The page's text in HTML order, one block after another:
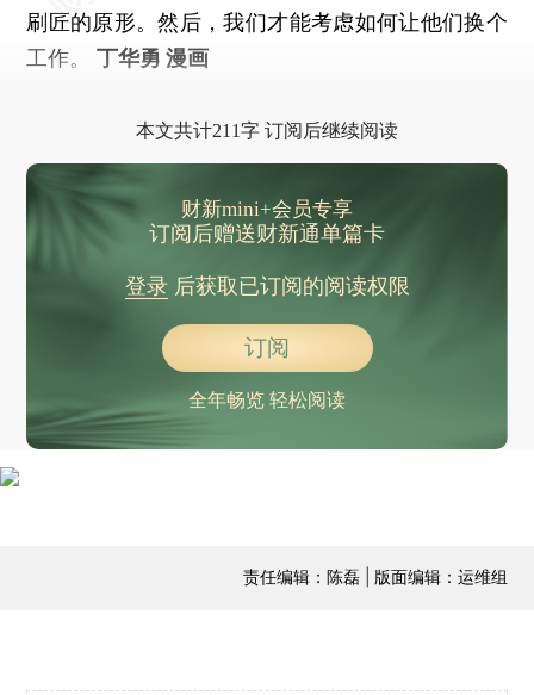
刷匠的原形。然后，我们才能考虑如何让他们换个
工作。丁华勇 漫画
本文共计211字 订阅后继续阅读
财新mini+会员专享
订阅后赠送财新通单篇卡
登录后获取已订阅的阅读权限
订阅
全年畅览 轻松阅读
责任编辑：陈磊 | 版面编辑：运维组